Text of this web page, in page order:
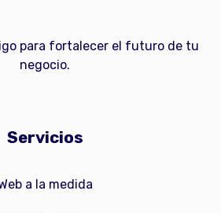
para fortalecer el futuro de tu
negocio.
Servicios
a la medida